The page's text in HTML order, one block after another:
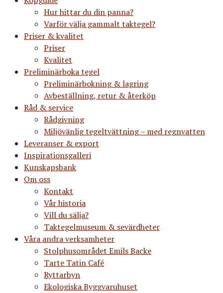
Hur hittar du din panna?
Varför välja gammalt taktegel?
Priser & kvalitet
Priser
Kvalitet
Preliminärboka tegel
Preliminärbokning & lagring
Avbeställning, retur & återköp
Råd & service
Rådgivning
Miljövänlig tegeltvättning – med regnvatten
Leveranser & export
Inspirationsgalleri
Kunskapsbank
Om oss
Kontakt
Vår historia
Vill du sälja?
Taktegelmuseum & sevärdheter
Våra andra verksamheter
Stolphusområdet Emils Backe
Tarte Tatin Café
Ryttarbyn
Ekologiska Byggvaruhuset